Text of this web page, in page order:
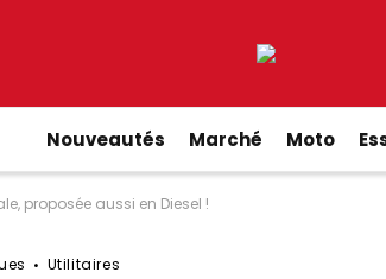
Nouveautés Marché Moto
proposée aussi en Diesel !
Utilitaires